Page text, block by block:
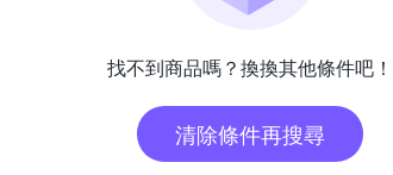
找不到商品嗎？換換其他條件吧！
清除條件再搜尋